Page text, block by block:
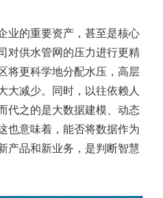
业的重要资产，甚至是核心
对供水管网的压力进行更精
将更科学地分配水压，高层
大减少。同时，以往依赖人
代之的是大数据建模、动态
也意味着，能否将数据作为
产品和新业务，是判断智慧